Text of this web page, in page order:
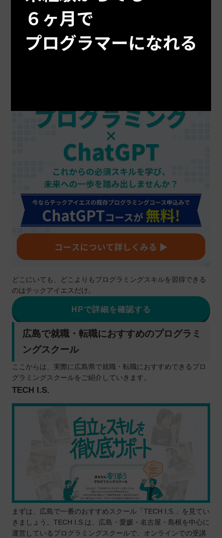
ている場合もあるため、全てにおいて信頼性が高いというわけ
稼げるスキルを身につけるなら
どこにいても、どこよりもプログラミングスキルを習得できる
のはテックアイエスだけ。
HPで詳細を確認する
広島で就職・転職におすすめのプログラミ
ングスクール
ここからは、実際に広島県で就職・転職におすすめできるプロ
グラミングスクールをご紹介していきます。
TECH I.S.
まずは、広島で一番のおすすめスクール「TECH I.S.」を見てい
きましょう。TECH I.S.は、広島・愛媛・名古屋・島根を中心に
運営しているプログラミングスクールで、オンラインでの受講